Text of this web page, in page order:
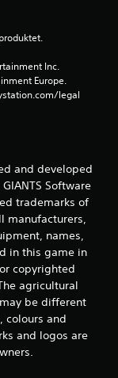
6
r
d
e
r
i
n
g
Inc.
Europe.
legal
and developed
Software
trademarks of
manufacturers,
names,
in this game in
copyrighted
agricultural
be different
colours and
and logos are